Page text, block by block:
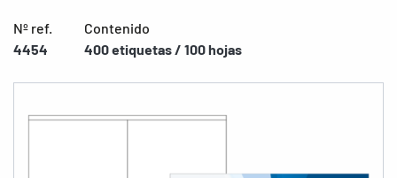
Nº ref.
4454
Contenido
400 etiquetas / 100 hojas